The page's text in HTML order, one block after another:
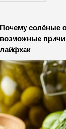
Почему солёные
возможные
лайфхак